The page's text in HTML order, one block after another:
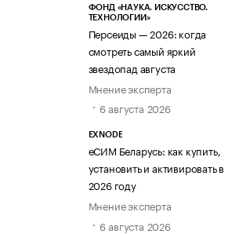
ФОНД «НАУКА. ИСКУССТВО.
ТЕХНОЛОГИИ»
Персеиды — 2026: когда
смотреть самый яркий
звездопад августа
Мнение эксперта
6 августа 2026
EXNODE
еСИМ Беларусь: как купить,
установить и активировать в
2026 году
Мнение эксперта
6 августа 2026